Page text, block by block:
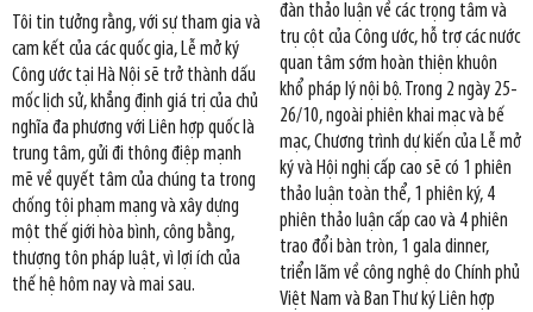
Tôi tin tưởng rằng, với sự tham gia và
cam kết của các quốc gia, Lễ mở ký
Công ước tại Hà Nội sẽ trở thành dấu
mốc lịch sử, khẳng định giá trị của chủ
nghĩa đa phương với Liên hợp quốc là
trung tâm, gửi đi thông điệp mạnh
mẽ về quyết tâm của chúng ta trong
chống tội phạm mạng và xây dựng
một thế giới hòa bình, công bằng,
thượng tôn pháp luật, vì lợi ích của
thế hệ hôm nay và mai sau.
đàn thảo luận về các trọng tâm và
trụ cột của Công ước, hỗ trợ các nước
quan tâm sớm hoàn thiện khuôn
khổ pháp lý nội bộ. Trong 2 ngày 25-
26/10, ngoài phiên khai mạc và bế
mạc, Chương trình dự kiến của Lễ mở
ký và Hội nghị cấp cao sẽ có 1 phiên
thảo luận toàn thể, 1 phiên ký, 4
phiên thảo luận cấp cao và 4 phiên
trao đổi bàn tròn, 1 gala dinner,
triển lãm về công nghệ do Chính phủ
Việt Nam và Ban Thư ký Liên hợp